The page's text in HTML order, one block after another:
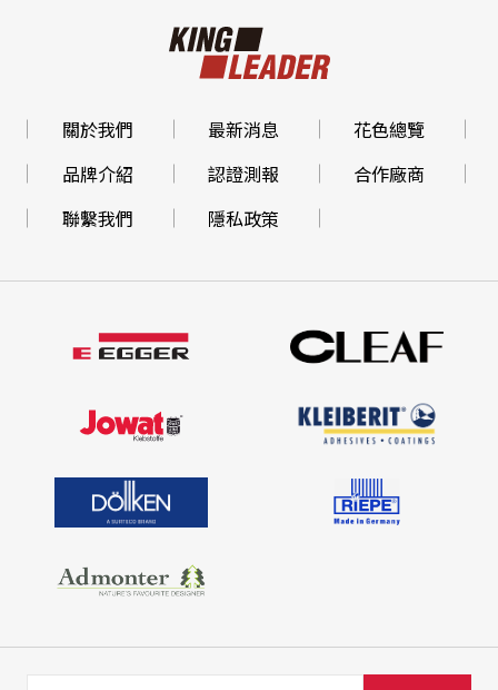
關於我們 最新消息
花色總覽
品牌介紹
認證測報
合作廠商
聯繫我們
隱私政策